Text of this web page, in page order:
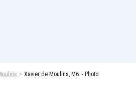
Xavier de Moulins, M6. - Photo